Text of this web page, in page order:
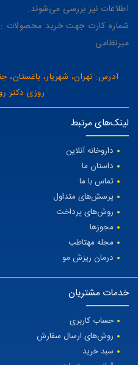
اطلاعات نیز بررسی می‌شوند.
میرنظامی
آدرس: تهران، شهریار، باغستان،
روزی دکتر
لینک‌های مرتبط
داروخانه آنلاین
داستان ما
تماس با ما
پرسش‌های متداول
روش‌های پرداخت
مجوزها
مجله مهتاطب
درمان ریزش مو
خدمات مشتریان
حساب کاربری
روش‌های ارسال سفارش
سبد خرید